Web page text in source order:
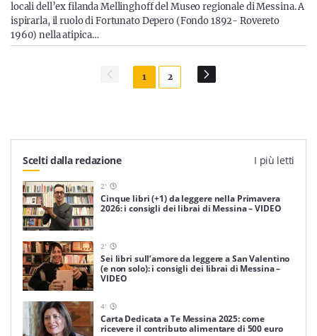
locali dell’ex filanda Mellinghoff del Museo regionale di Messina. A
ispirarla, il ruolo di Fortunato Depero (Fondo 1892- Rovereto
1960) nella atipica…
1 2
Scelti dalla redazione I più letti
2'
Cinque libri (+1) da leggere nella Primavera
2026: i consigli dei librai di Messina – VIDEO
2'
Sei libri sull’amore da leggere a San Valentino
(e non solo): i consigli dei librai di Messina –
VIDEO
4'
Carta Dedicata a Te Messina 2025: come
ricevere il contributo alimentare di 500 euro